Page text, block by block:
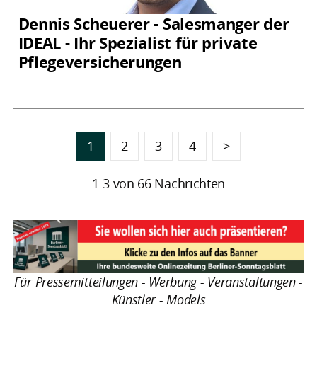
Dennis Scheuerer - Salesmanger der
IDEAL - Ihr Spezialist für private
Pflegeversicherungen
1 2 3 4 >
1-3 von 66 Nachrichten
Für Pressemitteilungen - Werbung - Veranstaltungen -
Künstler - Models